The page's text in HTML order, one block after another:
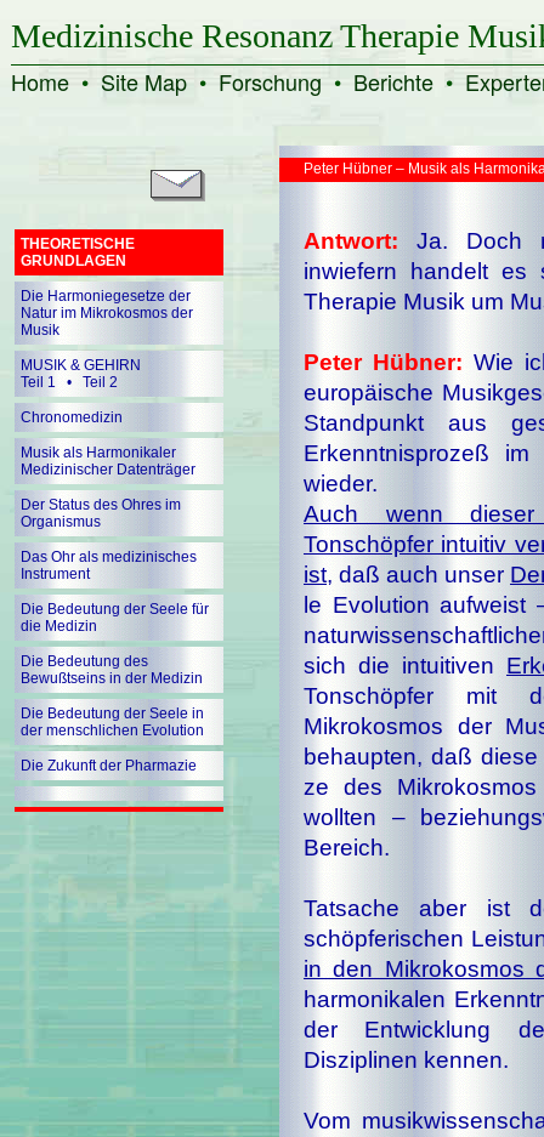
Medizinische Resonanz Therapie
Home • Site Map • Forschung • Berichte •
THEORETISCHE
GRUNDLAGEN
Die Harmoniegesetze der
Natur im Mikrokosmos der
Musik
MUSIK & GEHIRN
Teil 1 • Teil 2
Chronomedizin
Musik als Harmonikaler
Medizinischer Datenträger
Der Status des Ohres im
Organismus
Das Ohr als medizinisches
Instrument
Die Bedeutung der Seele für
die Medizin
Die Bedeutung des
Bewußtseins in der Medizin
Die Bedeutung der Seele in
der menschlichen Evolution
Die Zukunft der Pharmazie
Peter Hübner – Musik als
Antwort: Ja. Doch
inwiefern handelt es
Therapie Musik um
Peter Hübner: Wie
europäische
Standpunkt aus
Erkenntnisprozeß
wieder.
Auch wenn
Tonschöpfer intuitiv
ist, daß auch unser
le Evolution
sich die intuitiven
Tonschöpfer mit
Mikrokosmos der
behaupten, daß
ze des
wollten –
Bereich.
Tatsache aber ist
schöpferischen
in den Mikrokosmos
harmonikalen
der Entwicklung
Disziplinen kennen.
Vom